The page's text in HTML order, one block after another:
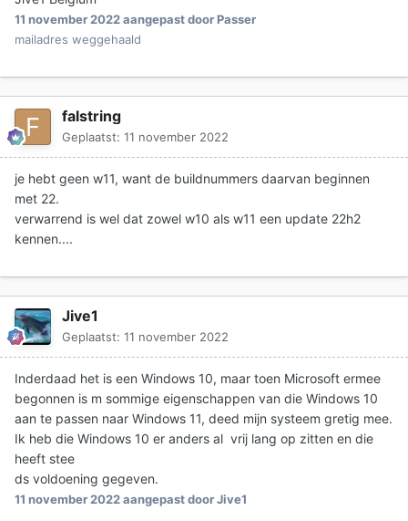
11 november 2022aangepast door Passer
mailadres weggehaald
falstring
Geplaatst: 11 november 2022
je hebt geen w11, want de buildnummers daarvan beginnen
met 22.
verwarrend is wel dat zowel w10 als w11 een update 22h2
kennen....
Jive1
Geplaatst: 11 november 2022
Inderdaad het is een Windows 10, maar toen Microsoft ermee
begonnen is m sommige eigenschappen van die Windows 10
aan te passen naar Windows 11, deed mijn systeem gretig mee.
Ik heb die Windows 10 er anders al vrij lang op zitten en die
heeft stee
ds voldoening gegeven.
11 november 2022aangepast door Jive1